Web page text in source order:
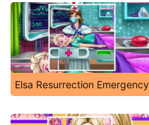
Elsa Resurrection Emergency